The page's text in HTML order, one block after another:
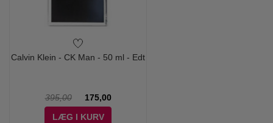
Calvin Klein - CK Man - 50 ml - Edt
395,00
175,00
LÆG I KURV